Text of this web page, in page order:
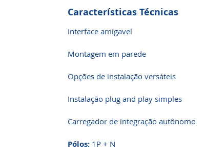
Características Técnicas
Interface amigavel
Montagem em parede
Opções de instalação versáteis
Instalação plug and play simples
Carregador de integração autônomo
Pólos: 1P + N